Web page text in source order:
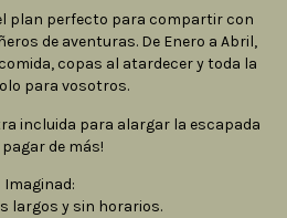
plan perfecto para compartir con
de aventuras. De Enero a Abril,
copas al atardecer y toda la
para vosotros.
incluida para alargar la escapada
de más!
Imaginad:
largos y sin horarios.